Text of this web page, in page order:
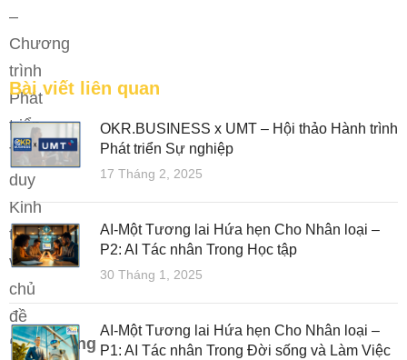
–
Chương
trình
Phát
triển
Tư
duy
Kinh
tế
với
chủ
đề
“Unlocking
Bài viết liên quan
OKR.BUSINESS x UMT – Hội thảo Hành trình
Phát triển Sự nghiệp
17 Tháng 2, 2025
AI-Một Tương lai Hứa hẹn Cho Nhân loại –
P2: AI Tác nhân Trong Học tập
30 Tháng 1, 2025
AI-Một Tương lai Hứa hẹn Cho Nhân loại –
P1: AI Tác nhân Trong Đời sống và Làm Việc